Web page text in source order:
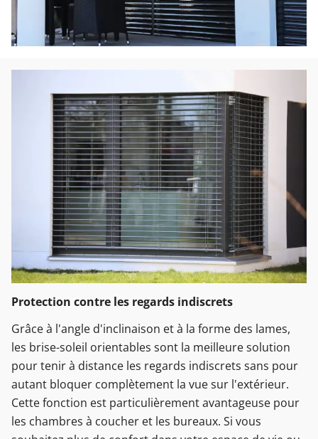
Protection contre les regards indiscrets
Grâce à l'angle d'inclinaison et à la forme des lames,
les brise-soleil orientables sont la meilleure solution
pour tenir à distance les regards indiscrets sans pour
autant bloquer complètement la vue sur l'extérieur.
Cette fonction est particulièrement avantageuse pour
les chambres à coucher et les bureaux. Si vous